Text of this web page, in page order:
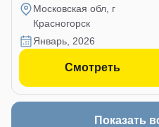
Московская обл, г
Красногорск
январь, 2026
Смотреть
Показать